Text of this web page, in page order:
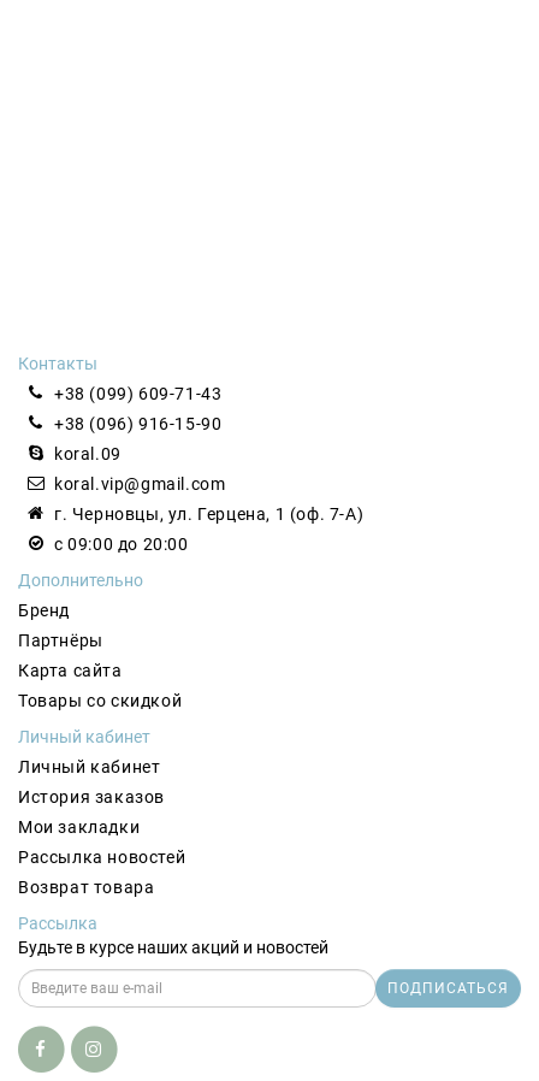
Контакты
+38 (099) 609-71-43
+38 (096) 916-15-90
koral.09
koral.vip@gmail.com
г. Черновцы, ул. Герцена, 1 (оф. 7-А)
с 09:00 до 20:00
Дополнительно
Бренд
Партнёры
Карта сайта
Товары со скидкой
Личный кабинет
Личный кабинет
История заказов
Мои закладки
Рассылка новостей
Возврат товара
Рассылка
Будьте в курсе наших акций и новостей
ПОДПИСАТЬСЯ